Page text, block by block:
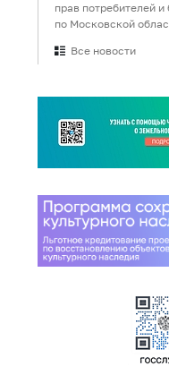
прав потребителей
по Московской
Все новости